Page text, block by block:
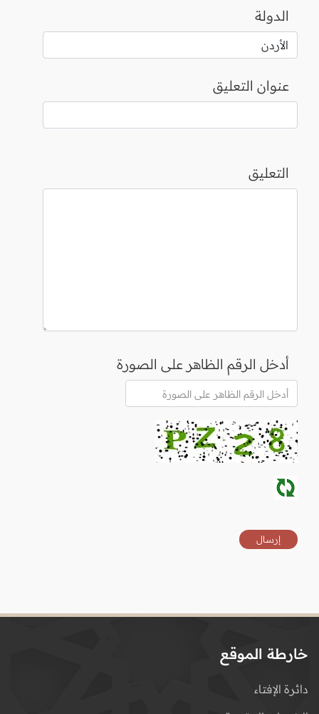
الدولة
عنوان التعليق
التعليق
أدخل الرقم الظاهر على الصورة
خارطة الموقع
دائرة الإفتاء